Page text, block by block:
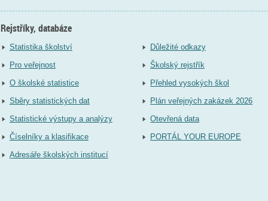
Rejstříky, databáze
Statistika školství
Pro veřejnost
O školské statistice
Sběry statistických dat
Statistické výstupy a analýzy
Číselníky a klasifikace
Adresáře školských institucí
Důležité odkazy
Školský rejstřík
Přehled vysokých škol
Plán veřejných zakázek 2026
Otevřená data
PORTÁL YOUR EUROPE